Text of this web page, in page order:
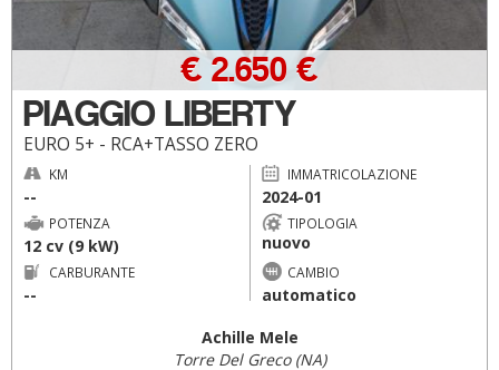
PIAGGIO LIBERTY
EURO 5+ - RCA+TASSO ZERO
€ 2.650 €
KM
--
IMMATRICOLAZIONE
2024-01
POTENZA
12 cv (9 kW)
TIPOLOGIA
nuovo
CARBURANTE
--
CAMBIO
automatico
Achille Mele
Torre Del Greco (NA)